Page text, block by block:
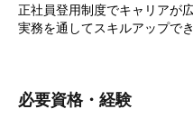
正社員登用制度でキャリアが
実務を通してスキルアップで
必要資格・経験